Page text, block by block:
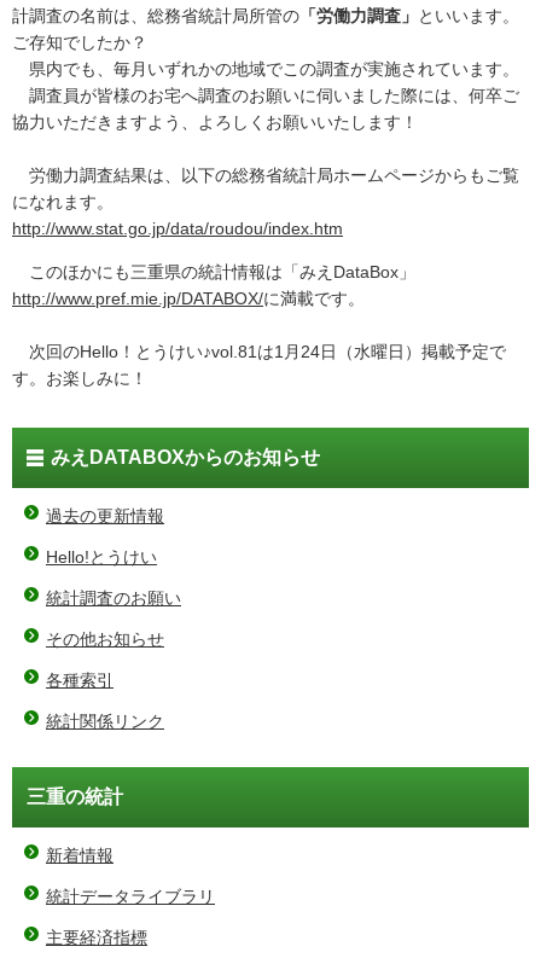
計調査の名前は、総務省統計局所管の 「労働力調査」 といいます。
ご存知でしたか？
県内でも、毎月いずれかの地域でこの調査が実施されています。
調査員が皆様のお宅へ調査のお願いに伺いました際には、何卒ご
協力いただきますよう、よろしくお願いいたします！
労働力調査結果は、以下の総務省統計局ホームページからもご覧
になれます。
http://www.stat.go.jp/data/roudou/index.htm
このほかにも三重県の統計情報は「みえDataBox」
http://www.pref.mie.jp/DATABOX/に満載です。
次回のHello！とうけい♪vol.81は1月24日（水曜日）掲載予定で
す。お楽しみに！
みえDATABOXからのお知らせ
過去の更新情報
Hello!とうけい
統計調査のお願い
その他お知らせ
各種索引
統計関係リンク
三重の統計
新着情報
統計データライブラリ
主要経済指標